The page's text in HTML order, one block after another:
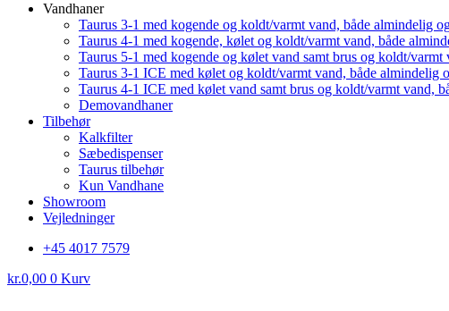
Vandhaner
Taurus 3-1 med kogende og koldt/varmt vand, både almindelig
Taurus 4-1 med kogende, kølet og koldt/varmt vand, både
Taurus 5-1 med kogende og kølet vand samt brus og koldt/
Taurus 3-1 ICE med kølet og koldt/varmt vand, både almindelig
Taurus 4-1 ICE med kølet vand samt brus og koldt/varmt vand,
Demovandhaner
Tilbehør
Kalkfilter
Sæbedispenser
Taurus tilbehør
Kun Vandhane
Showroom
Vejledninger
+45 4017 7579
kr.0,00 0 Kurv